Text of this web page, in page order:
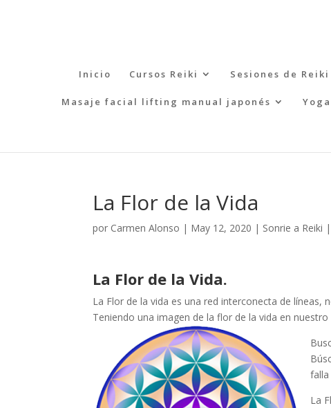
Inicio Cursos Reiki Sesiones de Reiki
Masaje facial lifting manual japonés
La Flor de la Vida
por Carmen Alonso | May 12, 2020 | Sonrie a Reiki |
La Flor de la Vida.
La Flor de la vida es una red interconecta de
Teniendo una imagen de la flor de la vida en
La